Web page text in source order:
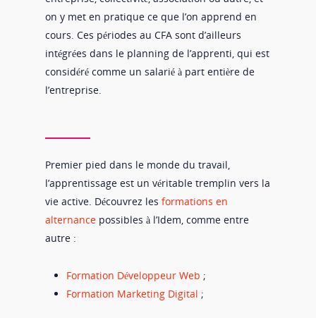
on y met en pratique ce que l’on apprend en
cours. Ces périodes au CFA sont d’ailleurs
intégrées dans le planning de l’apprenti, qui est
considéré comme un salarié à part entière de
l’entreprise.
Premier pied dans le monde du travail,
l’apprentissage est un véritable tremplin vers la
vie active. Découvrez les formations en
alternance possibles à l’Idem, comme entre
autre :
Formation Développeur Web ;
Formation Marketing Digital ;